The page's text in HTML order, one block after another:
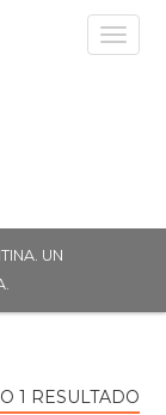
UN
1 RESULTADO